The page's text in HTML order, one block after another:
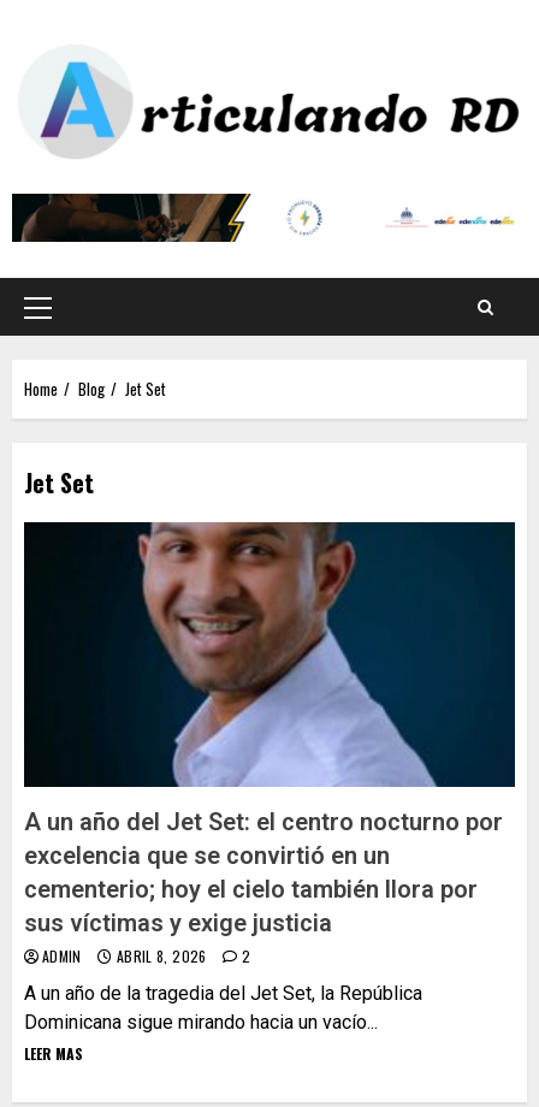
Home Blog Jet Set
Jet Set
A un año del Jet Set: el centro nocturno por
excelencia que se convirtió en un
cementerio; hoy el cielo también llora por
sus víctimas y exige justicia
ADMIN ABRIL 8, 2026 2
A un año de la tragedia del Jet Set, la República
Dominicana sigue mirando hacia un vacío...
LEER MAS